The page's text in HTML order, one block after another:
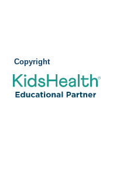
Copyright